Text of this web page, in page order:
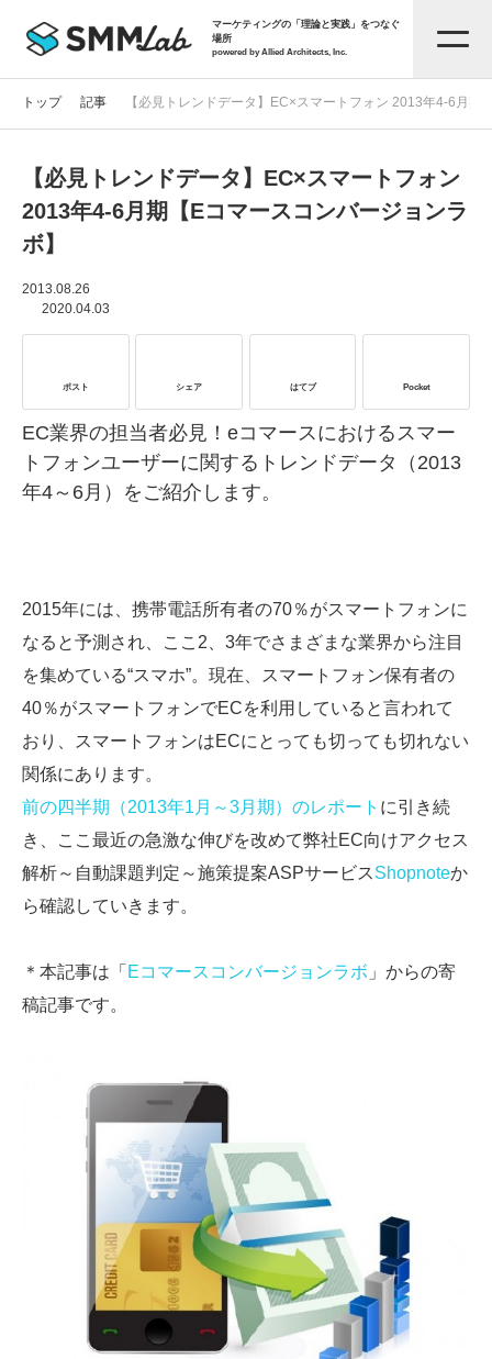
マーケティングの「理論と実践」をつなぐ
場所
powered by Allied Architects, Inc.
記事一覧
お役立ち資料
サービス資料
トップ 記事 【必見トレンドデータ】EC×スマートフォン 2013年4-6月期
【必見トレンドデータ】EC×スマートフォン
2013年4-6月期【Eコマースコンバージョンラ
ボ】
2013.08.26
2020.04.03
ポスト シェア はてブ Pocket
EC業界の担当者必見！eコマースにおけるスマー
トフォンユーザーに関するトレンドデータ（2013
年4～6月）をご紹介します。
2015年には、携帯電話所有者の70％がスマートフォンに
なると予測され、ここ2、3年でさまざまな業界から注目
を集めている“スマホ”。現在、スマートフォン保有者の
40％がスマートフォンでECを利用していると言われて
おり、スマートフォンはECにとっても切っても切れない
関係にあります。
前の四半期（2013年1月～3月期）のレポート に引き続
き、ここ最近の急激な伸びを改めて弊社EC向けアクセス
解析～自動課題判定～施策提案ASPサービスShopnoteか
ら確認していきます。
＊本記事は「 Eコマースコンバージョンラボ 」からの寄
稿記事です。